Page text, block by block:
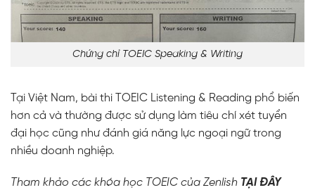
Chứng chỉ TOEIC Speaking & Writing
Tại Việt Nam, bài thi TOEIC Listening & Reading phổ biến
hơn cả và thường được sử dụng làm tiêu chí xét tuyển
đại học cũng như đánh giá năng lực ngoại ngữ trong
nhiều doanh nghiệp.
Tham khảo các khóa học TOEIC của Zenlish TẠI ĐÂY